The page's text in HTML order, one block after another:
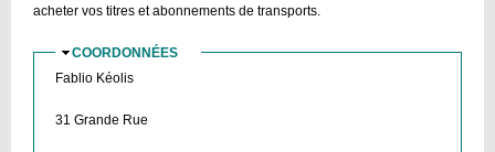
acheter vos titres et abonnements de transports.
MASQUER
COORDONNÉES
Fablio Kéolis
31 Grande Rue